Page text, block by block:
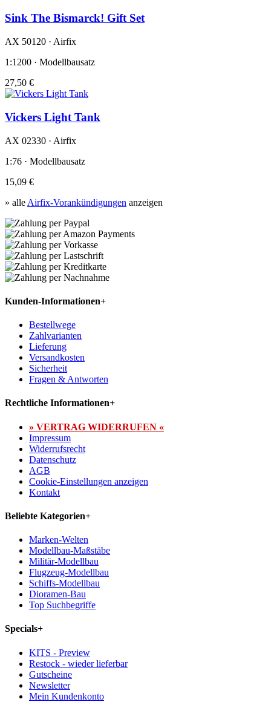
Sink The Bismarck! Gift Set
AX 50120 · Airfix
1:1200 · Modellbausatz
27,50 €
Vickers Light Tank
AX 02330 · Airfix
1:76 · Modellbausatz
15,09 €
» alle Airfix-Vorankündigungen anzeigen
Kunden-Informationen+
Bestellwege
Zahlvarianten
Lieferung
Versandkosten
Sicherheit
Fragen & Antworten
Rechtliche Informationen+
» VERTRAG WIDERRUFEN «
Impressum
Widerrufsrecht
Datenschutz
AGB
Cookie-Einstellungen anzeigen
Kontakt
Beliebte Kategorien+
Marken-Welten
Modellbau-Maßstäbe
Militär-Modellbau
Flugzeug-Modellbau
Schiffs-Modellbau
Dioramen-Bau
Top Suchbegriffe
Specials+
KITS - Preview
Restock - wieder lieferbar
Gutscheine
Newsletter
Mein Kundenkonto